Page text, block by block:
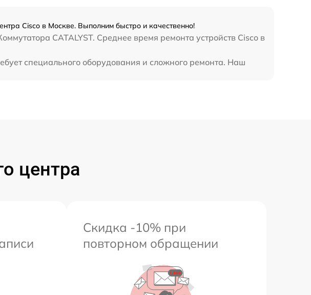
Cisco в Москве. Выполним быстро и качественно!
CATALYST. Среднее время ремонта устройств Cisco в
специального оборудования и сложного ремонта. Наш
центра
Скидка -10% при
повторном обращении